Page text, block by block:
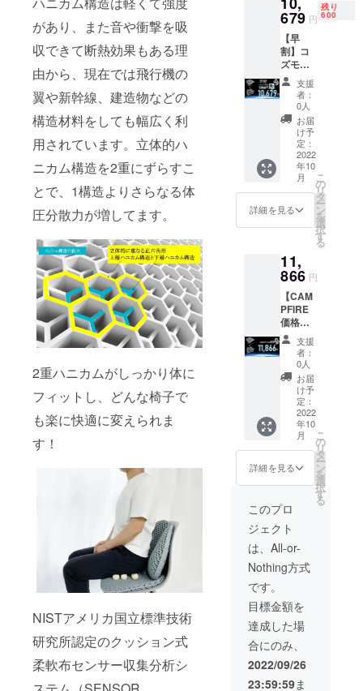
があり、また音や衝撃を吸
収できて断熱効果もある理
由から、現在では飛行機の
翼や新幹線、建造物などの
構造材料をしても幅広く利
用されています。立体的ハ
ニカム構造を2重にずらすこ
とで、1構造よりさらなる体
圧分散力が増してます。
2重ハニカムがしっかり体に
フィットし、どんな椅子で
も楽に快適に変えられま
す！
NISTアメリカ国立標準技術
研究所認定のクッション式
柔軟布センサー収集分析シ
合、正
規販売
価格が
販売予
定価格
より下
がる可
能性も
ござい
ます。
※デザイ
ン・仕
様は変
更にな
る可能
ざいま
す。ご
い。 ※
ご注文
状況、
使用部
材の供
給状
況、製
造工程
上の都
合等に
より出
荷時期
が遅れ
る場合
があり
【CAM
PFIRE
価格
￥1186
6の
20％OF
F￥237
4お得】
【税込
み/送料
込み】
※皆様の
支援購
入によ
り量産
効率が
規販売
価格が
販売予
定価格
より下
がる可
能性も
ござい
ます。
※デザイ
ン・仕
様は変
更にな
る可能
性もご
す。ご
了承く
い。 ※
ご注文
状況、
使用部
材の供
給状
造工程
上の都
合等に
より出
荷時期
が遅れ
る場合
（接触
冷感生
地カ
バー１
枚付
き）ｘ
１個 完
成した
コズモ
ラン
バー
クッ
ション
（接触
冷感生
地カ
１個
【CAM
PFIRE
価格
￥1186
6の
15％OF
F￥178
0お得】
【税込
み/送料
込み】
※皆様の
支援購
入によ
り量産
効率が
合、正
価格が
販売予
定価格
より下
能性も
ござい
ます。
※デザイ
ン・仕
様は変
679 円
残り
600
【早
割】コ
ズモ
クッ
ション
＆コズ
モラン
バー
クッ
ション
ｘ１
セット
10％OF
F 完成
したコ
ズモ
ション
（接触
冷感生
地カ
バー１
枚付
き）ｘ
１個 完
成した
コズモ
ラン
バー
クッ
ション
（接触
冷感生
地カ
き）ｘ
１個
【CAM
PFIRE
価格
￥1186
F￥118
7お得】
【税込
み/送料
込み】
※皆様の
支援購
支援
者：
0人
お届
け予
定：
2022
年10
月
詳細を見る
こ
の
リ
タ
ー
ン
を
選
択
す
る
11,
866 円
【CAM
PFIRE
価格】
コズモ
クッ
ション
＆コズ
モラン
バー
クッ
ション
ｘ１
セット
完成し
たコズ
モクッ
ション
（接触
冷感生
地カ
バー１
枚付
成した
コズモ
ラン
バー
クッ
ション
（接触
支援
者：
0人
お届
け予
定：
2022
年10
月
詳細を見る
こ
の
リ
タ
ー
ン
を
選
択
す
る
このプロ
ジェクト
は、All-or-
Nothing方式
です。
目標金額を
達成した場
合にのみ、
2022/09/26
23:59:59ま